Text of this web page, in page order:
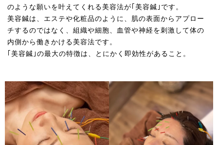
のような願いを叶えてくれる美容法が｢美容鍼｣です。
美容鍼は、エステや化粧品のように、肌の表面からアプロー
チするのではなく、組織や細胞、血管や神経を刺激して体の
内側から働きかける美容法です。
｢美容鍼｣の最大の特徴は、とにかく即効性があること。